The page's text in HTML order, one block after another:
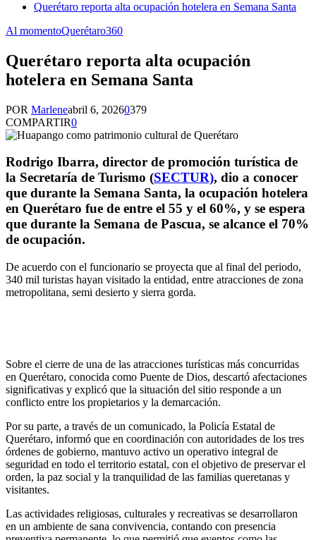
Querétaro reporta alta ocupación hotelera en Semana Santa
Al momentoQuerétaro360
Querétaro reporta alta ocupación
hotelera en Semana Santa
POR Marleneabril 6, 20260379
COMPARTIR0
Rodrigo Ibarra, director de promoción turística de
la Secretaría de Turismo (SECTUR), dio a conocer
que durante la Semana Santa, la ocupación hotelera
en Querétaro fue de entre el 55 y el 60%, y se espera
que durante la Semana de Pascua, se alcance el 70%
de ocupación.
De acuerdo con el funcionario se proyecta que al final del periodo,
340 mil turistas hayan visitado la entidad, entre atracciones de zona
metropolitana, semi desierto y sierra gorda.
Sobre el cierre de una de las atracciones turísticas más concurridas
en Querétaro, conocida como Puente de Dios, descartó afectaciones
significativas y explicó que la situación del sitio responde a un
conflicto entre los propietarios y la demarcación.
Por su parte, a través de un comunicado, la Policía Estatal de
Querétaro, informó que en coordinación con autoridades de los tres
órdenes de gobierno, mantuvo activo un operativo integral de
seguridad en todo el territorio estatal, con el objetivo de preservar el
orden, la paz social y la tranquilidad de las familias queretanas y
visitantes.
Las actividades religiosas, culturales y recreativas se desarrollaron
en un ambiente de sana convivencia, contando con presencia